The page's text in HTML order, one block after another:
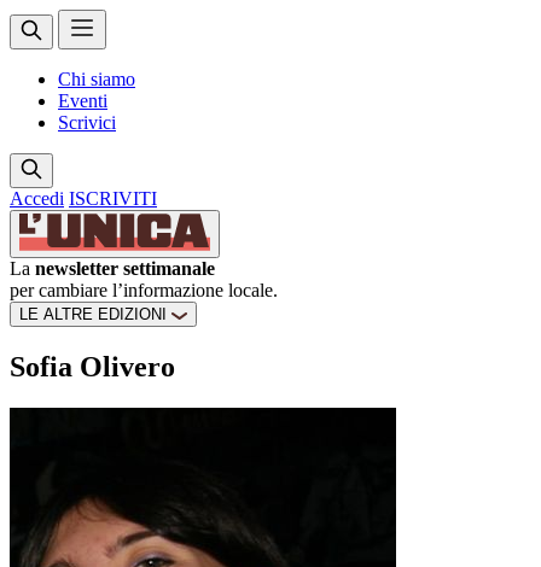
Chi siamo
Eventi
Scrivici
Accedi ISCRIVITI
La newsletter settimanale
per cambiare l’informazione locale.
LE ALTRE EDIZIONI
Sofia Olivero